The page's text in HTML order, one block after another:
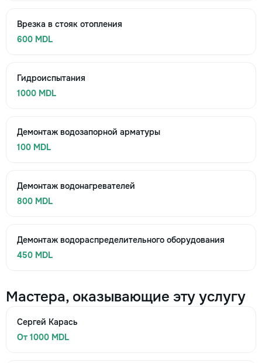
Врезка в стояк отопления
600 MDL
Гидроиспытания
1000 MDL
Демонтаж водозапорной арматуры
100 MDL
Демонтаж водонагревателей
800 MDL
Демонтаж водораспределительного оборудования
450 MDL
Мастера, оказывающие эту услугу
Сергей Карась
От 1000 MDL